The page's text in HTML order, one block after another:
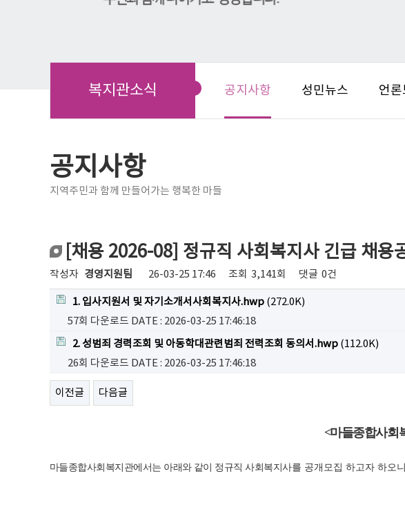
복지관소식 공지사항 성민뉴스 언
공지사항
지역주민과 함께 만들어가는 행복한 마들
[채용 2026-08] 정규직 사회복지사 긴급 채용
작성자 경영지원팀 26-03-25 17:46 조회 3,141회 댓글 0건
1. 입사지원서 및 자기소개서사회복지사.hwp (272.0K)
57회 다운로드 DATE : 2026-03-25 17:46:18
2. 성범죄 경력조회 및 아동학대관련범죄 전력조회 동의서.hwp (112.0K)
26회 다운로드 DATE : 2026-03-25 17:46:18
이전글 다음글
<마들종합사회
마들종합사회복지관에서는 아래와 같이 정규직 사회복지사를 공개모집 하고자 하오니